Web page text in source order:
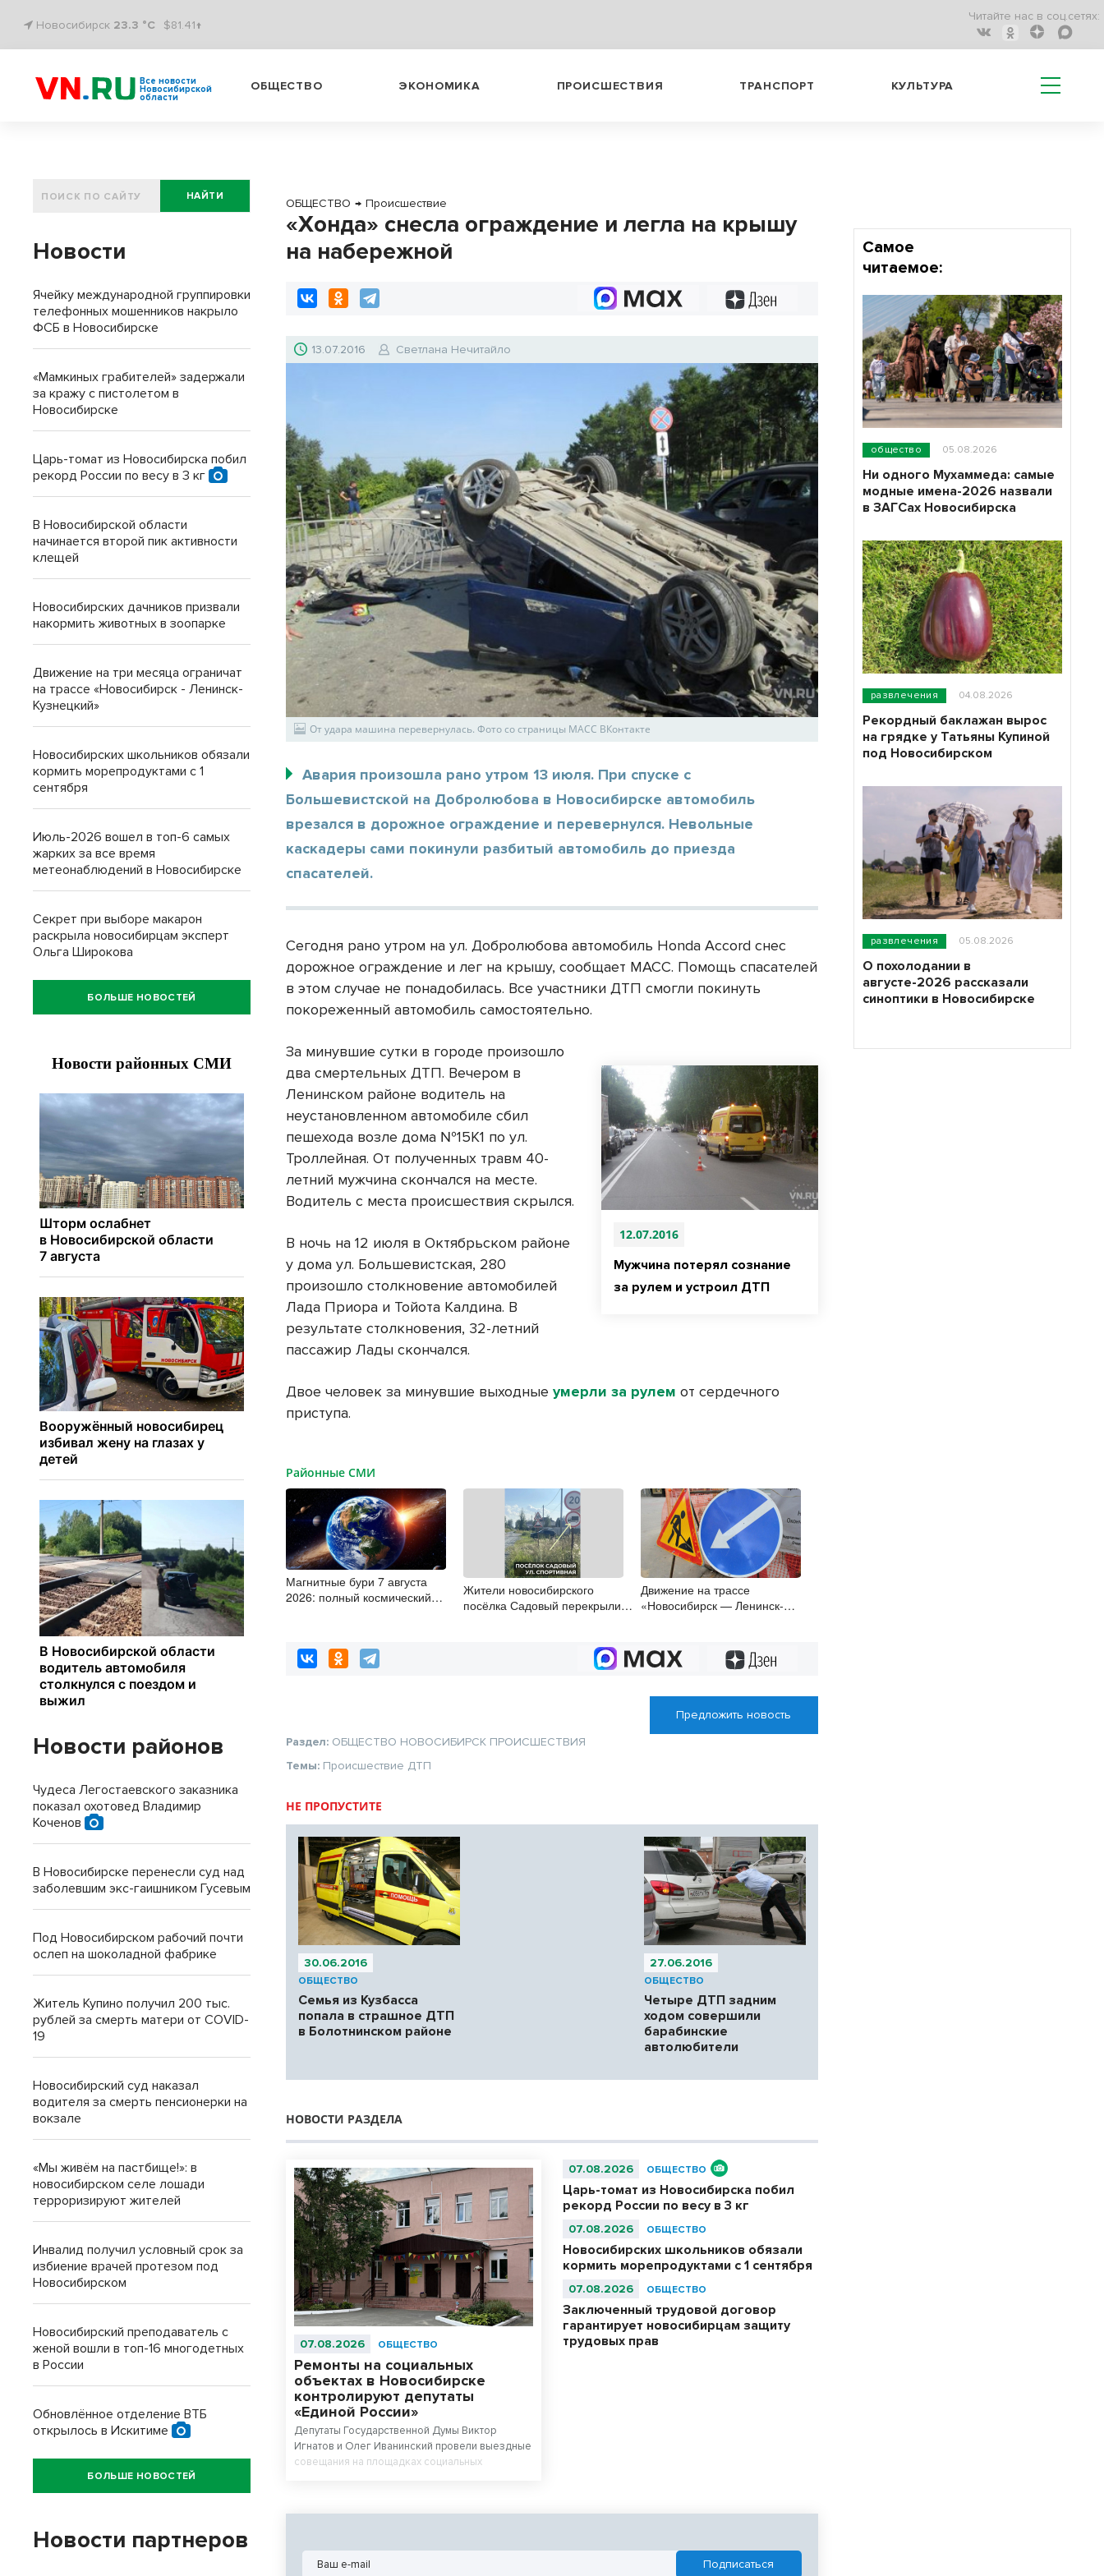
Новосибирск 23.3 °C $81.41↑
Читайте нас в соц.сетях:
Все новости
Новосибирской
области
ОБЩЕСТВО ЭКОНОМИКА ПРОИСШЕСТВИЯ ТРАНСПОРТ КУЛЬТУРА
ОБЩЕСТВО → Происшествие
«Хонда» снесла ограждение и легла на крышу
на набережной
13.07.2016 Светлана Нечитайло
От удара машина перевернулась. Фото со страницы МАСС ВКонтакте
Авария произошла рано утром 13 июля. При спуске с
Большевистской на Добролюбова в Новосибирске автомобиль
врезался в дорожное ограждение и перевернулся. Невольные
каскадеры сами покинули разбитый автомобиль до приезда
спасателей.
Сегодня рано утром на ул. Добролюбова автомобиль Honda Accord снес
дорожное ограждение и лег на крышу, сообщает МАСС. Помощь спасателей
в этом случае не понадобилась. Все участники ДТП смогли покинуть
покореженный автомобиль самостоятельно.
12.07.2016
Мужчина потерял сознание
за рулем и устроил ДТП
За минувшие сутки в городе произошло
два смертельных ДТП. Вечером в
Ленинском районе водитель на
неустановленном автомобиле сбил
пешехода возле дома №15К1 по ул.
Троллейная. От полученных травм 40-
летний мужчина скончался на месте.
Водитель с места происшествия скрылся.
В ночь на 12 июля в Октябрьском районе
у дома ул. Большевистская, 280
произошло столкновение автомобилей
Лада Приора и Тойота Калдина. В
результате столкновения, 32-летний
пассажир Лады скончался.
Двое человек за минувшие выходныеумерли за рулем от сердечного
приступа.
Районные СМИ
Магнитные бури 7 августа
2026: полный космический
Жители новосибирского
посёлка Садовый перекрыли
Движение на трассе
«Новосибирск — Ленинск-
Предложить новость
Раздел: ОБЩЕСТВО НОВОСИБИРСК ПРОИСШЕСТВИЯ
Темы: Происшествие ДТП
НЕ ПРОПУСТИТЕ
30.06.2016
ОБЩЕСТВО
Семья из Кузбасса
попала в страшное ДТП
в Болотнинском районе
27.06.2016
ОБЩЕСТВО
Четыре ДТП задним
ходом совершили
барабинские
автолюбители
НОВОСТИ РАЗДЕЛА
07.08.2026 ОБЩЕСТВО
Ремонты на социальных
объектах в Новосибирске
контролируют депутаты
«Единой России»
Депутаты Государственной Думы Виктор
Игнатов и Олег Иванинский провели выездные
совещания на площадках социальных
07.08.2026 ОБЩЕСТВО
Царь-томат из Новосибирска побил
рекорд России по весу в 3 кг
07.08.2026 ОБЩЕСТВО
Новосибирских школьников обязали
кормить морепродуктами с 1 сентября
07.08.2026 ОБЩЕСТВО
Заключенный трудовой договор
гарантирует новосибирцам защиту
трудовых прав
НАЙТИ
Новости
Ячейку международной группировки
телефонных мошенников накрыло
ФСБ в Новосибирске
«Мамкиных грабителей» задержали
за кражу с пистолетом в
Новосибирске
Царь-томат из Новосибирска побил
рекорд России по весу в 3 кг
В Новосибирской области
начинается второй пик активности
клещей
Новосибирских дачников призвали
накормить животных в зоопарке
Движение на три месяца ограничат
на трассе «Новосибирск - Ленинск-
Кузнецкий»
Новосибирских школьников обязали
кормить морепродуктами с 1
сентября
Июль-2026 вошел в топ-6 самых
жарких за все время
метеонаблюдений в Новосибирске
Секрет при выборе макарон
раскрыла новосибирцам эксперт
Ольга Широкова
БОЛЬШЕ НОВОСТЕЙ
Новости районов
Чудеса Легостаевского заказника
показал охотовед Владимир
Коченов
В Новосибирске перенесли суд над
заболевшим экс-гаишником Гусевым
Под Новосибирском рабочий почти
ослеп на шоколадной фабрике
Житель Купино получил 200 тыс.
рублей за смерть матери от COVID-
19
Новосибирский суд наказал
водителя за смерть пенсионерки на
вокзале
«Мы живём на пастбище!»: в
новосибирском селе лошади
терроризируют жителей
Инвалид получил условный срок за
избиение врачей протезом под
Новосибирском
Новосибирский преподаватель с
женой вошли в топ-16 многодетных
в России
Обновлённое отделение ВТБ
открылось в Искитиме
БОЛЬШЕ НОВОСТЕЙ
Новости партнеров
Самое
читаемое:
общество 05.08.2026
Ни одного Мухаммеда: самые
модные имена-2026 назвали
в ЗАГСах Новосибирска
развлечения 04.08.2026
Рекордный баклажан вырос
на грядке у Татьяны Купиной
под Новосибирском
развлечения 05.08.2026
О похолодании в
августе-2026 рассказали
синоптики в Новосибирске